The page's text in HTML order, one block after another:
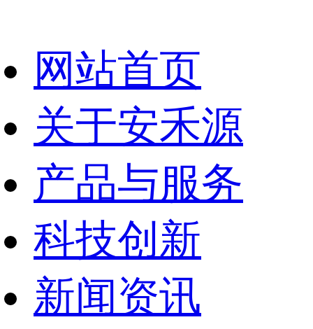
网站首页
关于安禾源
产品与服务
科技创新
新闻资讯